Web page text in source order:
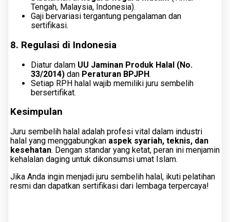
Tengah, Malaysia, Indonesia).
Gaji bervariasi tergantung pengalaman dan
sertifikasi.
8. Regulasi di Indonesia
Diatur dalam UU Jaminan Produk Halal (No.
33/2014) dan Peraturan BPJPH.
Setiap RPH halal wajib memiliki juru sembelih
bersertifikat.
Kesimpulan
Juru sembelih halal adalah profesi vital dalam industri
halal yang menggabungkan aspek syariah, teknis, dan
kesehatan. Dengan standar yang ketat, peran ini menjamin
kehalalan daging untuk dikonsumsi umat Islam.
Jika Anda ingin menjadi juru sembelih halal, ikuti pelatihan
resmi dan dapatkan sertifikasi dari lembaga terpercaya!